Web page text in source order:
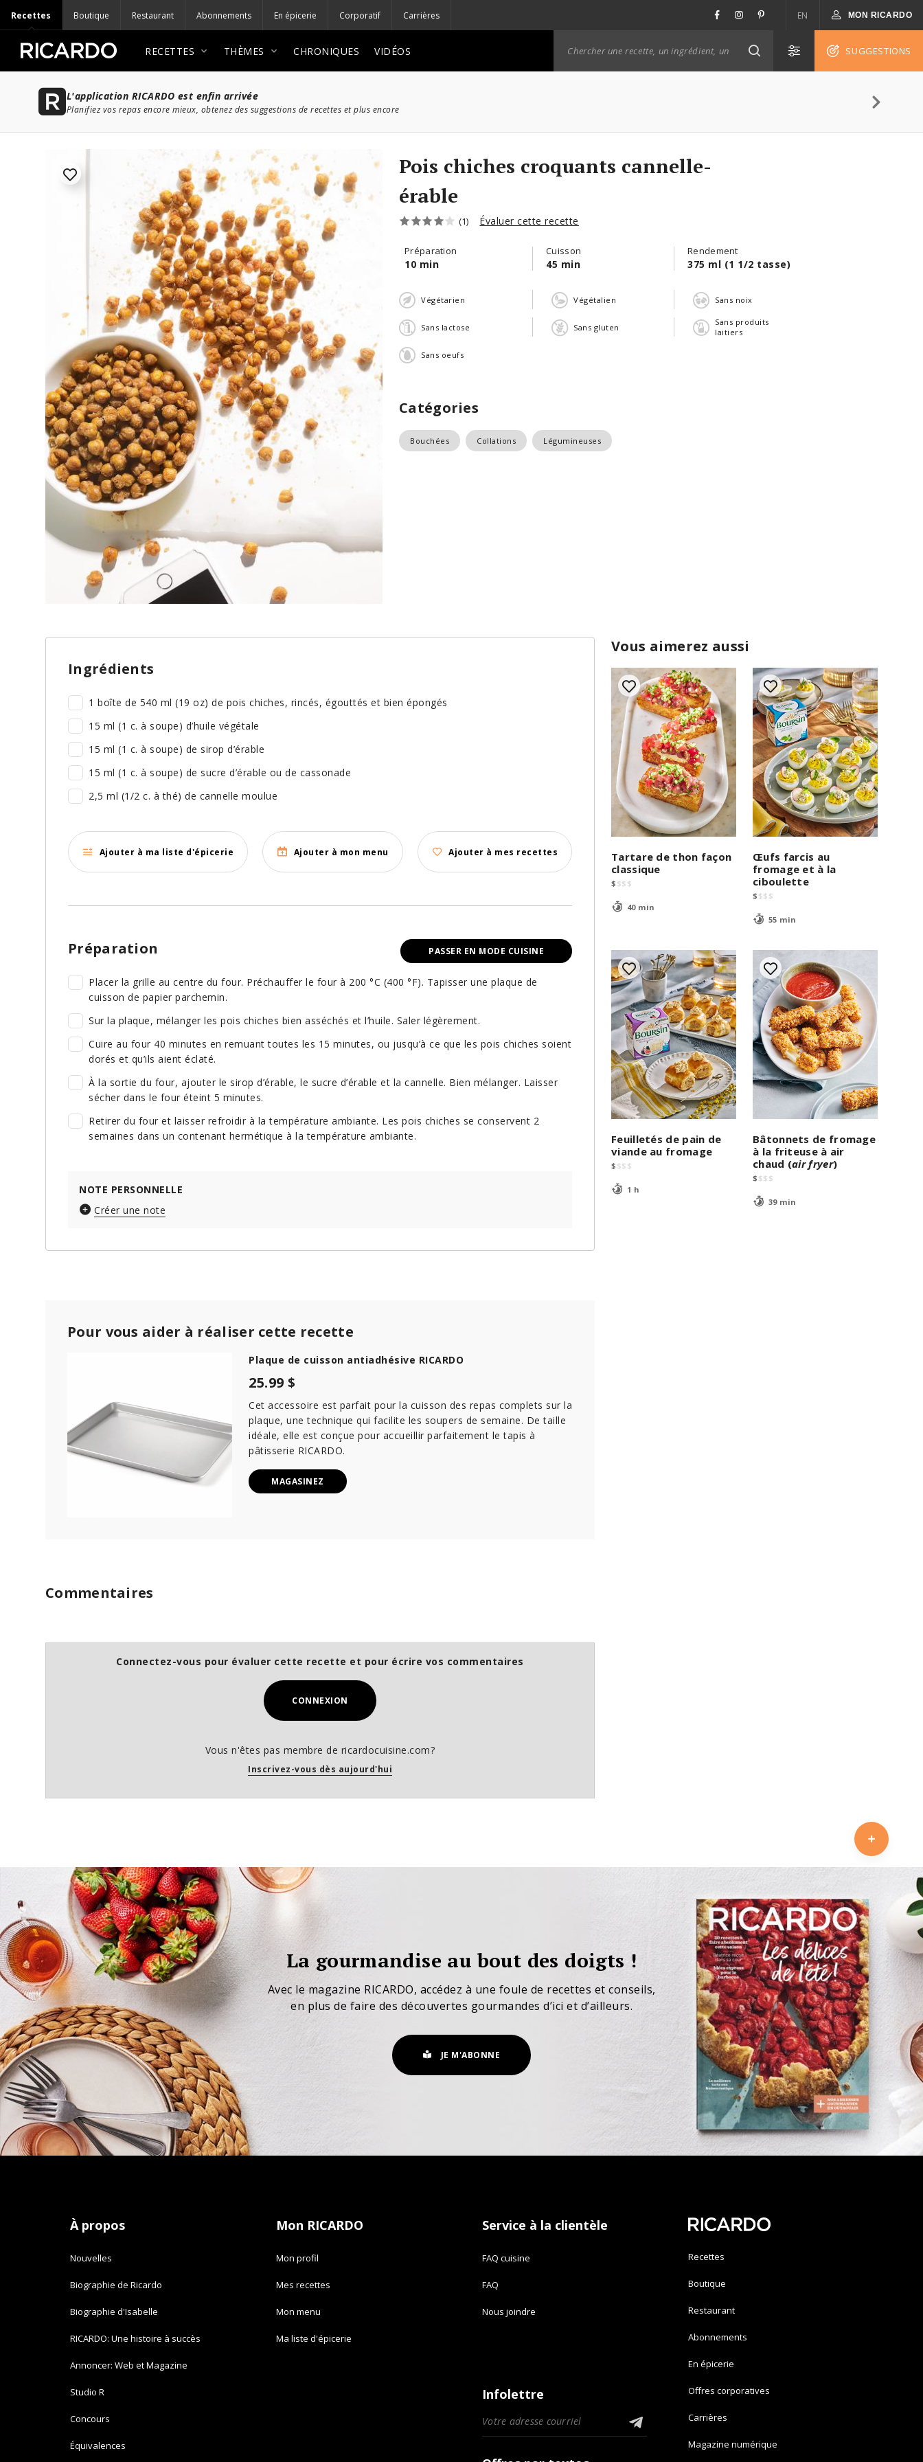
Recettes Boutique Restaurant Abonnements En épicerie Corporatif Carrières EN MON RICARDO
RECETTES THÈMES CHRONIQUES VIDÉOS SUGGESTIONS
L'application RICARDO est enfin arrivée
Planifiez vos repas encore mieux, obtenez des suggestions de recettes et plus encore
Pois chiches croquants cannelle-
érable
(1) Évaluer cette recette
Préparation
10 min
Cuisson
45 min
Rendement
375 ml (1 1/2 tasse)
Végétarien Végétalien Sans noix
Sans lactose Sans gluten
Sans produits
laitiers
Sans oeufs
Catégories
Bouchées Collations Légumineuses
Vous aimerez aussi
Tartare de thon façon
classique
$ $$ $
40 min
Œufs farcis au
fromage et à la
ciboulette
$ $$ $
55 min
Feuilletés de pain de
viande au fromage
$ $$ $
1 h
Bâtonnets de fromage
à la friteuse à air
chaud (air fryer)
$ $$ $
39 min
Ingrédients
1 boîte de 540 ml (19 oz) de pois chiches, rincés, égouttés et bien épongés
15 ml (1 c. à soupe) d’huile végétale
15 ml (1 c. à soupe) de sirop d’érable
15 ml (1 c. à soupe) de sucre d’érable ou de cassonade
2,5 ml (1/2 c. à thé) de cannelle moulue
Ajouter à ma liste d'épicerie Ajouter à mon menu Ajouter à mes recettes
PASSER EN MODE CUISINE
Préparation
Placer la grille au centre du four. Préchauffer le four à 200 °C (400 °F). Tapisser une plaque de
cuisson de papier parchemin.
Sur la plaque, mélanger les pois chiches bien asséchés et l’huile. Saler légèrement.
Cuire au four 40 minutes en remuant toutes les 15 minutes, ou jusqu’à ce que les pois chiches soient
dorés et qu’ils aient éclaté.
À la sortie du four, ajouter le sirop d’érable, le sucre d’érable et la cannelle. Bien mélanger. Laisser
sécher dans le four éteint 5 minutes.
Retirer du four et laisser refroidir à la température ambiante. Les pois chiches se conservent 2
semaines dans un contenant hermétique à la température ambiante.
NOTE PERSONNELLE
Créer une note
Pour vous aider à réaliser cette recette
Plaque de cuisson antiadhésive RICARDO
25.99 $
Cet accessoire est parfait pour la cuisson des repas complets sur la
plaque, une technique qui facilite les soupers de semaine. De taille
idéale, elle est conçue pour accueillir parfaitement le tapis à
pâtisserie RICARDO.
MAGASINEZ
Commentaires
Connectez-vous pour évaluer cette recette et pour écrire vos commentaires
CONNEXION
Vous n'êtes pas membre de ricardocuisine.com?
Inscrivez-vous dès aujourd'hui
La gourmandise au bout des doigts !
Avec le magazine RICARDO, accédez à une foule de recettes et conseils,
en plus de faire des découvertes gourmandes d’ici et d’ailleurs.
JE M'ABONNE
À propos
Nouvelles
Biographie de Ricardo
Biographie d'Isabelle
RICARDO: Une histoire à succès
Annoncer: Web et Magazine
Studio R
Concours
Équivalences
Mon RICARDO
Mon profil
Mes recettes
Mon menu
Ma liste d'épicerie
Service à la clientèle
FAQ cuisine
FAQ
Nous joindre
Infolettre
Recettes
Boutique
Restaurant
Abonnements
En épicerie
Offres corporatives
Carrières
Magazine numérique